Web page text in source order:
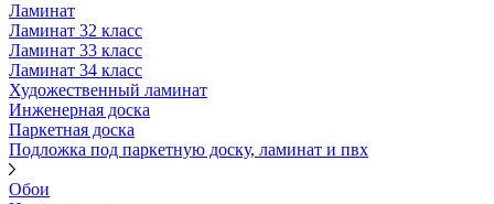
Ламинат
Ламинат 32 класс
Ламинат 33 класс
Ламинат 34 класс
Художественный ламинат
Инженерная доска
Паркетная доска
Подложка под паркетную доску, ламинат и пвх
Обои